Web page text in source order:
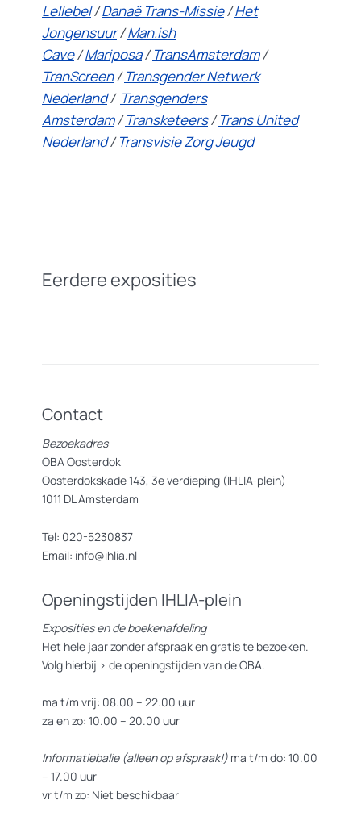
Lellebel/Danaë Trans-Missie/Het
Jongensuur/Man.ish
Cave/Mariposa/TransAmsterdam/
TranScreen/Transgender Netwerk
Nederland/ Transgenders
Amsterdam/Transketeers/Trans United
Nederland/Transvisie Zorg Jeugd
Eerdere exposities
Contact
Bezoekadres
OBA Oosterdok
Oosterdokskade 143, 3e verdieping (IHLIA-plein)
1011 DL Amsterdam
Tel: 020-5230837
Email: info@ihlia.nl
Openingstijden IHLIA-plein
Exposities en de boekenafdeling
Het hele jaar zonder afspraak en gratis te bezoeken.
Volg hierbij > de openingstijden van de OBA.
ma t/m vrij: 08.00 – 22.00 uur
za en zo: 10.00 – 20.00 uur
Informatiebalie (alleen op afspraak!) ma t/m do: 10.00
– 17.00 uur
vr t/m zo: Niet beschikbaar